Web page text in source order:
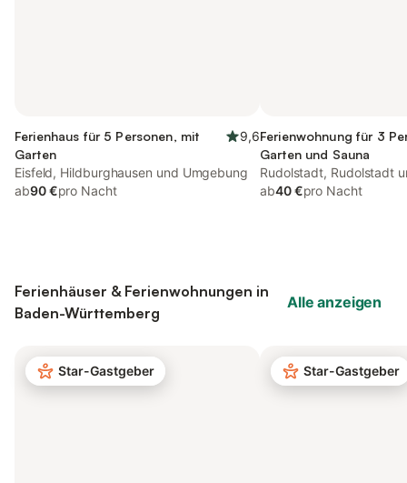
Ferienhaus für 5 Personen, mit
Garten
9,6
Eisfeld, Hildburghausen und Umgebung
ab90 €pro Nacht
Ferienwohnung für 3
Garten und Sauna
Rudolstadt, Rudolstadt
ab40 €pro Nacht
Ferienhäuser & Ferienwohnungen in
Baden-Württemberg
Alle anzeigen
Star-Gastgeber Star-Gastgeber